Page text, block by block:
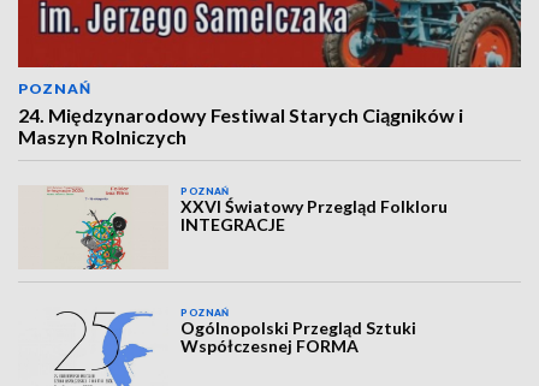
POZNAŃ
24. Międzynarodowy Festiwal Starych Ciągników i
Maszyn Rolniczych
POZNAŃ
XXVI Światowy Przegląd Folkloru
INTEGRACJE
POZNAŃ
Ogólnopolski Przegląd Sztuki
Współczesnej FORMA